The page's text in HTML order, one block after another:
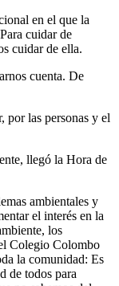
en el que la
cuidar de
cuidar de ella.
cuenta. De
por las personas y el
llegó la Hora de
ambientales y
el interés en la
los
Colegio Colombo
la comunidad: Es
de todos para